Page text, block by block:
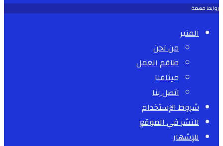
روابط مهمة
المنبر
من نحن
طاقم العمل
ميثاقنا
اتصل بنا
شروط الإستخدام
للنشر في الموقع
للإشهار